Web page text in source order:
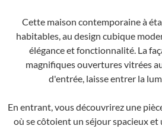
Cette maison contemporaine à
habitables, au design cubique
élégance et fonctionnalité. La
magnifiques ouvertures vitrées
d'entrée, laisse entrer la
En entrant, vous découvrirez une
où se côtoient un séjour spacieux et